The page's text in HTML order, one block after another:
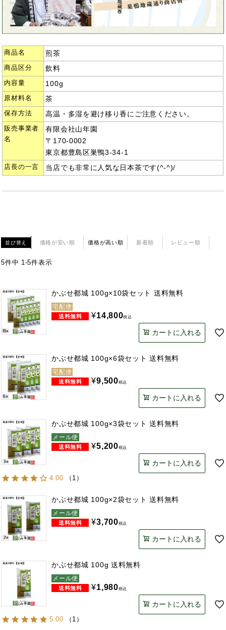
商品名 煎茶
商品区分 飲料
内容量 100g
原材料名 茶
保存方法 高温・多湿を避け移り香にご注意ください。
販売事業者
名
有限会社山年園
〒170-0002
東京都豊島区巣鴨3-34-1
店長の一言 当店でも非常に人気な日本茶です(^-^)/
並び替え 価格が安い順 価格が高い順 新着順 レビュー順
5件中 1-5件表示
かぶせ都城 100g×10袋セット 送料無料
宅配便
¥14,800税込
カートに入れる
かぶせ都城 100g×6袋セット 送料無料
宅配便
¥9,500税込
カートに入れる
かぶせ都城 100g×3袋セット 送料無料
メール便
¥5,200税込
カートに入れる
4.00 （ 1 ）
かぶせ都城 100g×2袋セット 送料無料
メール便
¥3,700税込
カートに入れる
かぶせ都城 100g 送料無料
メール便
¥1,980税込
カートに入れる
5.00 （ 1 ）